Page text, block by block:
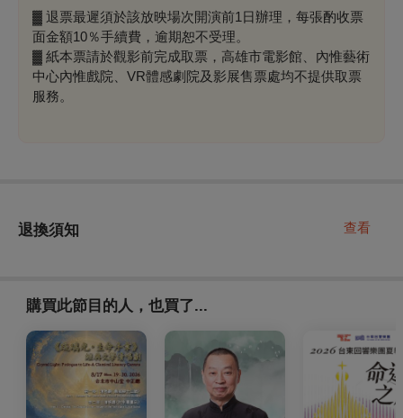
▓ 退票最遲須於該放映場次開演前1日辦理，每張酌收票
面金額10％手續費，逾期恕不受理。
▓ 紙本票請於觀影前完成取票，高雄市電影館、內惟藝術
中心內惟戲院、VR體感劇院及影展售票處均不提供取票
服務。
退換須知 查看
購買此節目的人，也買了...